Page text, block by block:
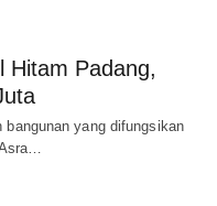
Hitam Padang,
bangunan yang difungsikan